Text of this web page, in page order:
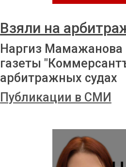
Взяли на
Наргиз Мамажанова
газеты
арбитражных судах
Публикации в СМИ